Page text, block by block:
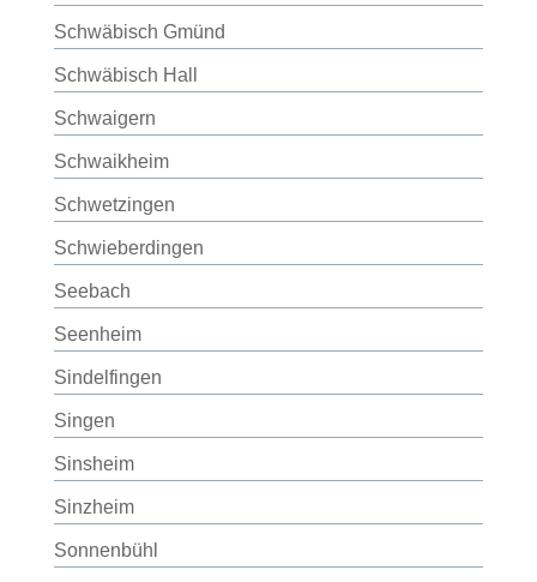
Schwäbisch Gmünd
Schwäbisch Hall
Schwaigern
Schwaikheim
Schwetzingen
Schwieberdingen
Seebach
Seenheim
Sindelfingen
Singen
Sinsheim
Sinzheim
Sonnenbühl